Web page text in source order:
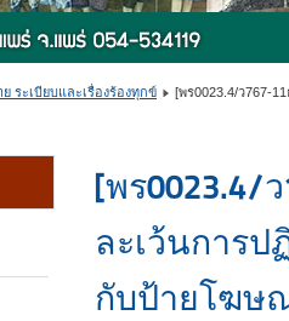
ระเบียบและเรื่องร้องทุกข์ [พร0023.4/ว767-
[พร0023.4/
ละเว้นการ
กับป้ายโฆษ